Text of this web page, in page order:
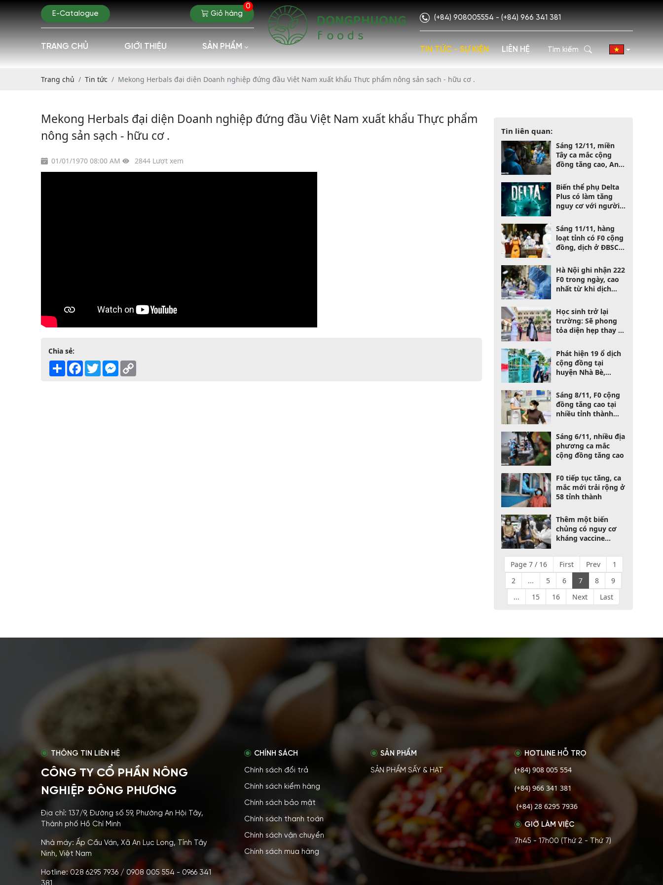
E-Catalogue Giỏ hàng
0
TRANG CHỦ GIỚI THIỆU SẢN PHẨM
(+84) 908005554 - (+84) 966 341 381
TIN TỨC - SỰ KIỆN LIÊN HỆ
Trang chủ Tin tức Mekong Herbals đại diện Doanh nghiệp đứng đầu Việt Nam xuất khẩu Thực phẩm nông sản sạch - hữu cơ .
Mekong Herbals đại diện Doanh nghiệp đứng đầu Việt Nam xuất khẩu Thực phẩm
nông sản sạch - hữu cơ .
01/01/1970 08:00 AM 2844 Lượt xem
Chia sẻ:
Share Facebook
TwitterMessenger
Tin liên quan:
Sáng 12/11, miền
Tây ca mắc cộng
đồng tăng cao, An
mới
Biến thể phụ Delta
Plus có làm tăng
nguy cơ với người
Sáng 11/11, hàng
loạt tỉnh có F0 cộng
đồng, dịch ở ĐBSCL
Hà Nội ghi nhận 222
F0 trong ngày, cao
nhất từ khi dịch
Học sinh trở lại
trường: Sẽ phong
tỏa diện hẹp thay vì
Phát hiện 19 ổ dịch
cộng đồng tại
huyện Nhà Bè,
Sáng 8/11, F0 cộng
đồng tăng cao tại
nhiều tỉnh thành
Sáng 6/11, nhiều địa
phương ca mắc
cộng đồng tăng cao
F0 tiếp tục tăng, ca
mắc mới trải rộng ở
58 tỉnh thành
Thêm một biến
chủng có nguy cơ
kháng vaccine
Page 7 / 16
First Prev
1
2
... 5 6 7 8
9
...
15 16 Next Last
THÔNG TIN LIÊN HỆ
CÔNG TY CỔ PHẦN NÔNG
NGHIỆP ĐÔNG PHƯƠNG
Địa chỉ: 137/9, Đường số 59, Phường An Hội Tây,
Thành phố Hồ Chí Minh
Nhà máy: Ấp Cầu Ván, Xã An Lục Long, Tỉnh Tây
Ninh, Việt Nam
Hotline: 028 6295 7936 / 0908 005 554 - 0966 341
CHÍNH SÁCH
Chính sách đổi trả
Chính sách kiểm hàng
Chính sách bảo mật
Chính sách thanh toán
Chính sách vận chuyển
Chính sách mua hàng
SẢN PHẨM
SẢN PHẨM SẤY & HẠT
HOTLINE HỖ TRỌ
(+84) 908 005 554
(+84) 966 341 381
(+84) 28 6295 7936
GIỜ LÀM VIỆC
7h45 - 17h00 (Thứ 2 - Thứ 7)